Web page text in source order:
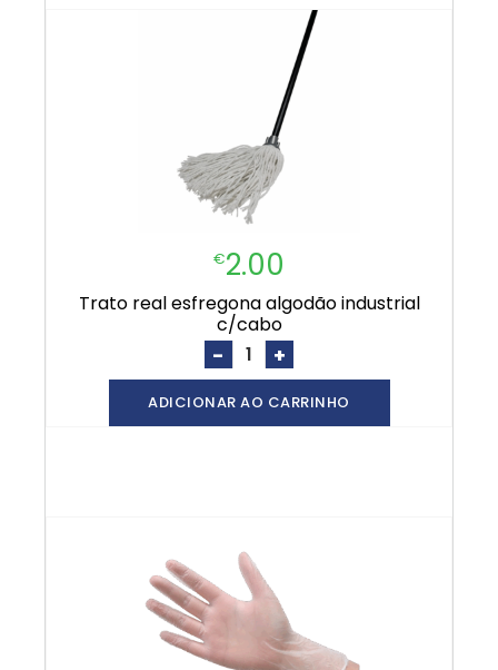
€2.00
trato real esfregona algodão industrial
c/cabo
- +
ADICIONAR AO CARRINHO